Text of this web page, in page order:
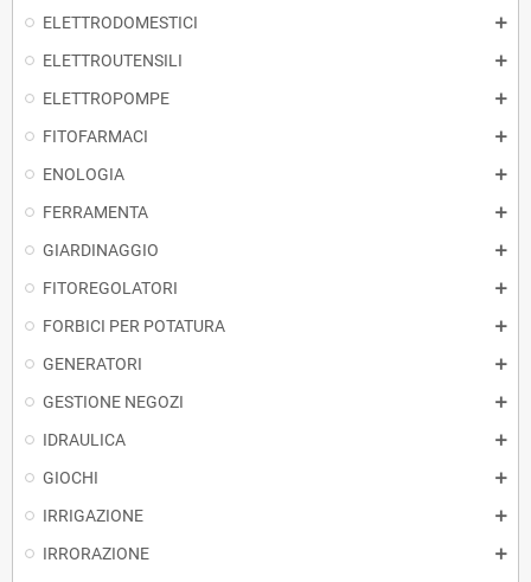
ELETTRODOMESTICI
ELETTROUTENSILI
ELETTROPOMPE
FITOFARMACI
ENOLOGIA
FERRAMENTA
GIARDINAGGIO
FITOREGOLATORI
FORBICI PER POTATURA
GENERATORI
GESTIONE NEGOZI
IDRAULICA
GIOCHI
IRRIGAZIONE
IRRORAZIONE